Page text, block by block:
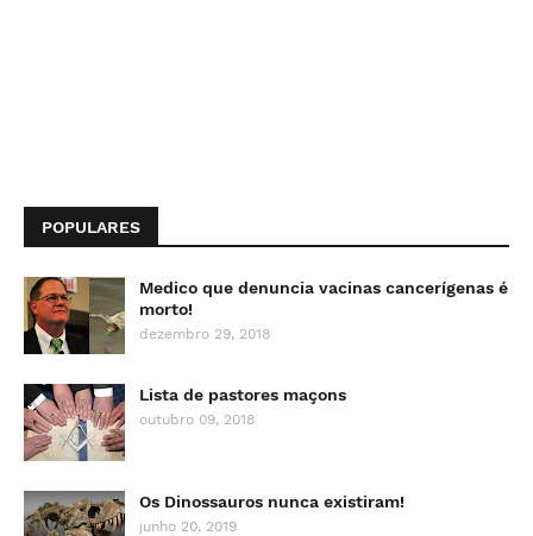
POPULARES
Medico que denuncia vacinas cancerígenas é
morto!
dezembro 29, 2018
Lista de pastores maçons
outubro 09, 2018
Os Dinossauros nunca existiram!
junho 20, 2019